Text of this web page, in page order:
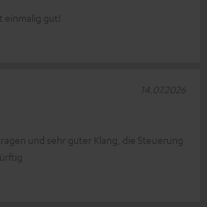
einmalig gut!
und sehr guter Klang, die Steuerung
14.07.2026